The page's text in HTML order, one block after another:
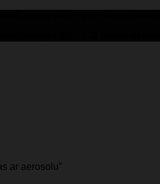
ar aerosolu”